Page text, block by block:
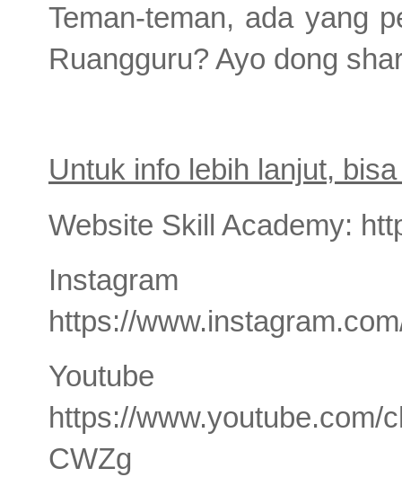
Teman-teman, ada yang
Ruangguru? Ayo dong
Untuk info lebih lanjut,
Website Skill Academy:
Instagram
https://
Youtube
https://www.youtube.com/
CWZg